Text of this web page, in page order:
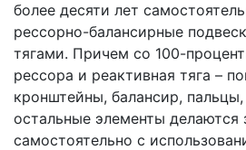
более десяти лет
рессорно-балансирные
тягами. Причем со 100-
рессора и реактивная тяга –
кронштейны, балансир,
остальные элементы делаются
самостоятельно с